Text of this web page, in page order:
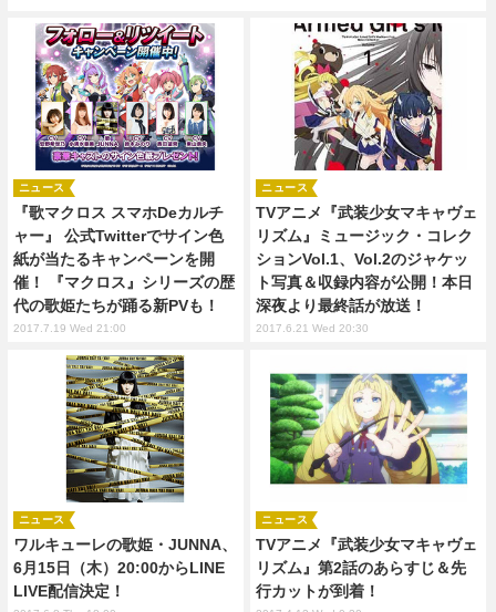
『歌マクロス スマホDeカルチ
ャー』 公式Twitterでサイン⾊
紙が当たるキャンペーンを開
催！ 『マクロス』シリーズの歴
代の歌姫たちが踊る新PVも！
ニュース
2017.7.19 Wed 21:00
TVアニメ『武装少女マキャヴェ
リズム』ミュージック・コレク
ションVol.1、Vol.2のジャケッ
ト写真＆収録内容が公開！本日
深夜より最終話が放送！
ニュース
2017.6.21 Wed 20:30
ワルキューレの歌姫・JUNNA、
6月15日（木）20:00からLINE
LIVE配信決定！
ニュース
TVアニメ『武装少女マキャヴェ
リズム』第2話のあらすじ＆先
行カットが到着！
ニュース